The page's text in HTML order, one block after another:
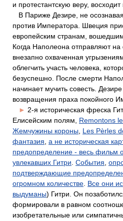
и протестантскую веру, восходит
В Париже Дезире, не осознавая
против Императора. Швеция
европейским странам,
Когда Наполеона отправляют
внезапно охваченная
облегчить участь человека,
безуспешно. После смерти
начинает мучить совесть.
возвращения праха покойного
► 2-я историческая фреска
Елисейским полям, Remontons
Жемчужины короны
Les Pèrles
фантазия а не историческая
предопределение - весь фильм
увлекавших Гитри События
подтверждающие
огромном количестве Все они
выдуманы) Гитри. Он
формировали в равном
изобретательные или